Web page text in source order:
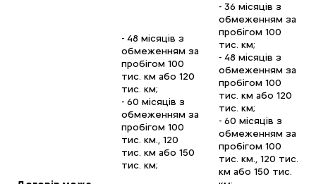
- 48 місяців з
обмеженням за
пробігом 100
тис. км або 120
тис. км;
- 60 місяців з
обмеженням за
пробігом 100
тис. км., 120
тис. км або 150
тис. км;
- 36 місяців з
обмеженням за
пробігом 100
тис. км;
- 48 місяців з
обмеженням за
пробігом 100
тис. км або 120
тис. км;
- 60 місяців з
обмеженням за
пробігом 100
тис. км., 120 тис.
км або 150 тис.